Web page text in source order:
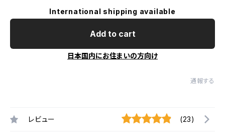
International shipping available
Add to cart
日本国内にお住まいの方向け
通報する
レビュー (23)